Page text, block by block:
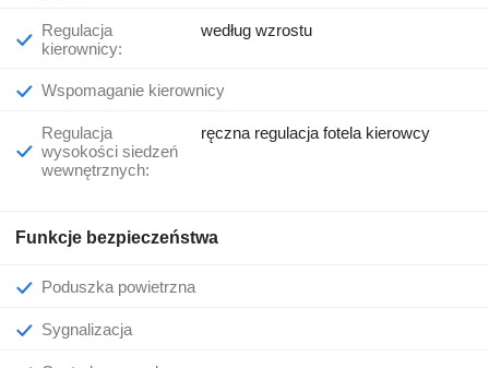
Regulacja
kierownicy:
według wzrostu
Wspomaganie kierownicy
Regulacja
wysokości siedzeń
wewnętrznych:
ręczna regulacja fotela kierowcy
Funkcje bezpieczeństwa
Poduszka powietrzna
Sygnalizacja